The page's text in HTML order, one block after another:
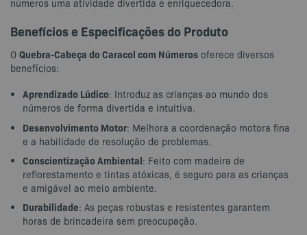
números uma atividade divertida e enriquecedora.
Benefícios e Especificações do Produto
O Quebra-Cabeça do Caracol com Números oferece diversos
benefícios:
Aprendizado Lúdico: Introduz as crianças ao mundo dos
números de forma divertida e intuitiva.
Desenvolvimento Motor: Melhora a coordenação motora fina
e a habilidade de resolução de problemas.
Conscientização Ambiental: Feito com madeira de
reflorestamento e tintas atóxicas, é seguro para as crianças
e amigável ao meio ambiente.
Durabilidade: As peças robustas e resistentes garantem
horas de brincadeira sem preocupação.